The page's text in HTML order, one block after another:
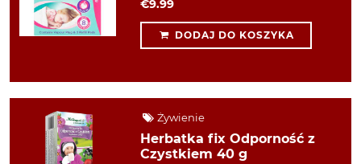
€9.99
DODAJ DO KOSZYKA
Żywienie
Herbatka fix Odporność z
Czystkiem 40 g